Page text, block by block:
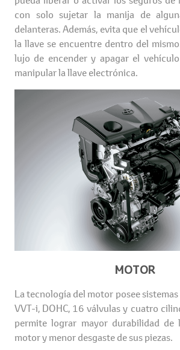
con solo sujetar la manija de
delanteras. Además, evita que el
la llave se encuentre dentro del
lujo de encender y apagar el
manipular la llave electrónica.
MOTOR
La tecnología del motor posee
VVT-i, DOHC, 16 válvulas y cuatro
permite lograr mayor durabilidad de
motor y menor desgaste de sus piezas.